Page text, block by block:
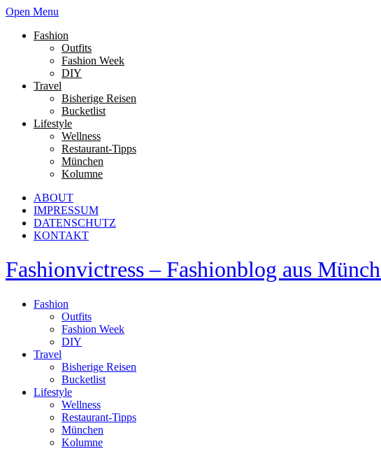
Open Menu
Fashion
Outfits
Fashion Week
DIY
Travel
Bisherige Reisen
Bucketlist
Lifestyle
Wellness
Restaurant-Tipps
München
Kolumne
ABOUT
IMPRESSUM
DATENSCHUTZ
KONTAKT
Fashionvictress – Fashionblog aus
Fashion
Outfits
Fashion Week
DIY
Travel
Bisherige Reisen
Bucketlist
Lifestyle
Wellness
Restaurant-Tipps
München
Kolumne